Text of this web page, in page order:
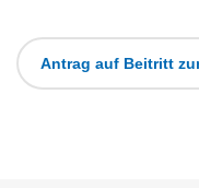
Antrag auf Beitritt